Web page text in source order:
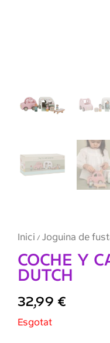
Inici / Joguina de
COCHE Y
DUTCH
32,99 €
Esgotat